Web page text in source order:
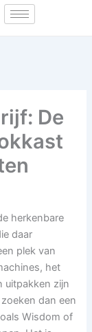
De
herkenbare
daar
plek van
het
uitpakken zijn
dan een
Wisdom of